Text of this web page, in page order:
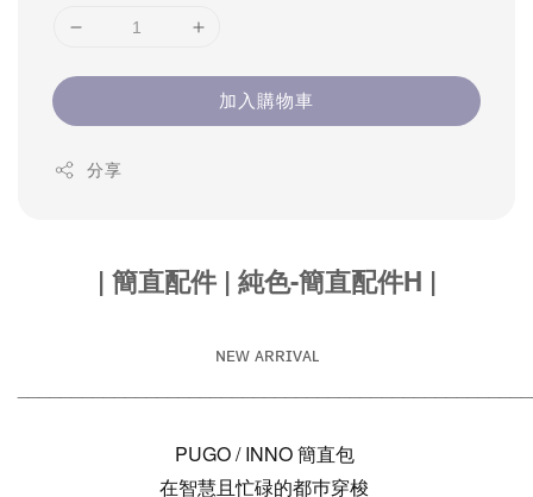
加入購物車
分享
| 簡直配件 | 純色-簡直配件H |
ɴᴇᴡ ᴀʀʀɪᴠᴀʟ
PUGO / INNO 簡直包
在智慧且忙碌的都巿穿梭